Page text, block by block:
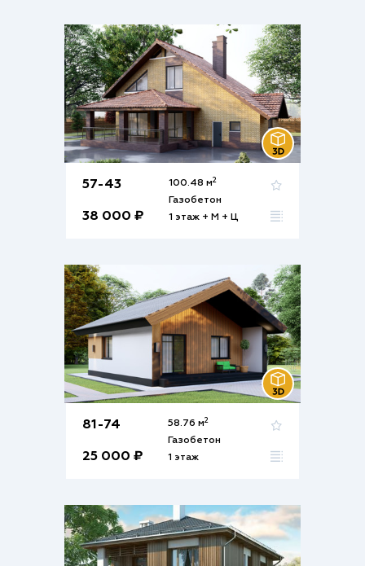
57-43
38 000 ₽
100.48 м2
Газобетон
1 этаж + М + Ц
81-74
25 000 ₽
58.76 м2
Газобетон
1 этаж